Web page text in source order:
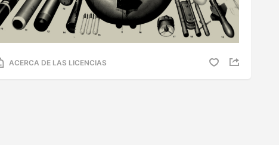
ACERCA DE LAS LICENCIAS